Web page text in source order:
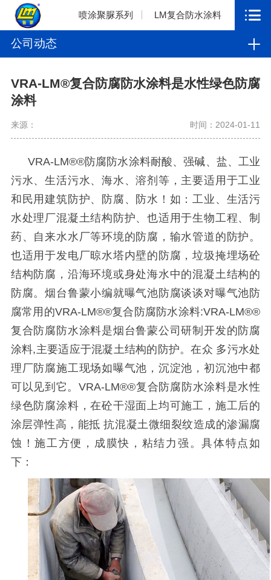
喷涂聚脲系列 LM复合防水涂料
公司动态
VRA-LM®复合防腐防水涂料是水性绿色防腐
涂料
来源： 时间：2024-01-11
VRA-LM®®防腐防水涂料耐酸、强碱、盐、工业
污水、生活污水、海水、溶剂等，主要适用于工业
和民用建筑防护、防腐、防水！如：工业、生活污
水处理厂混凝土结构防护、也适用于生物工程、制
药、自来水水厂等环境的防腐，输水管道的防护。
也适用于发电厂晾水塔内壁的防腐，垃圾掩埋场砼
结构防腐，沿海环境或身处海水中的混凝土结构的
防腐。烟台鲁蒙小编就曝气池防腐谈谈对曝气池防
腐常用的VRA-LM®®复合防腐防水涂料:VRA-LM®®
复合防腐防水涂料是烟台鲁蒙公司研制开发的防腐
涂料,主要适应于混凝土结构的防护。在众 多污水处
理厂防腐施工现场如曝气池，沉淀池，初沉池中都
可以见到它。VRA-LM®®复合防腐防水涂料是水性
绿色防腐涂料，在砼干湿面上均可施工，施工后的
涂层弹性高，能抵 抗混凝土微细裂纹造成的渗漏腐
蚀！施工方便，成膜快，粘结力强。具体特点如
下：